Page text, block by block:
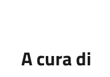
A cura di